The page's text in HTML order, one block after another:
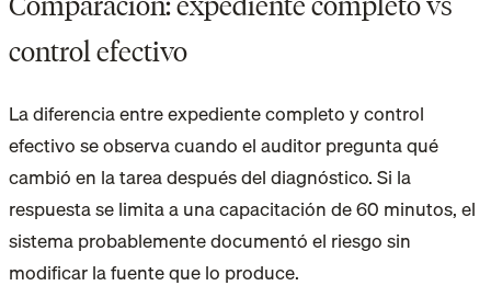
control efectivo
La diferencia entre expediente completo y control
efectivo se observa cuando el auditor pregunta qué
cambió en la tarea después del diagnóstico. Si la
respuesta se limita a una capacitación de 60 minutos, el
sistema probablemente documentó el riesgo sin
modificar la fuente que lo produce.